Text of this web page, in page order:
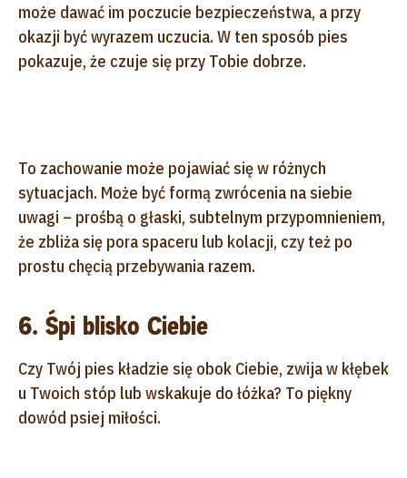
może dawać im poczucie bezpieczeństwa, a przy
okazji być wyrazem uczucia. W ten sposób pies
pokazuje, że czuje się przy Tobie dobrze.
To zachowanie może pojawiać się w różnych
sytuacjach. Może być formą zwrócenia na siebie
uwagi – prośbą o głaski, subtelnym przypomnieniem,
że zbliża się pora spaceru lub kolacji, czy też po
prostu chęcią przebywania razem.
6. Śpi blisko Ciebie
Czy Twój pies kładzie się obok Ciebie, zwija w kłębek
u Twoich stóp lub wskakuje do łóżka? To piękny
dowód psiej miłości.